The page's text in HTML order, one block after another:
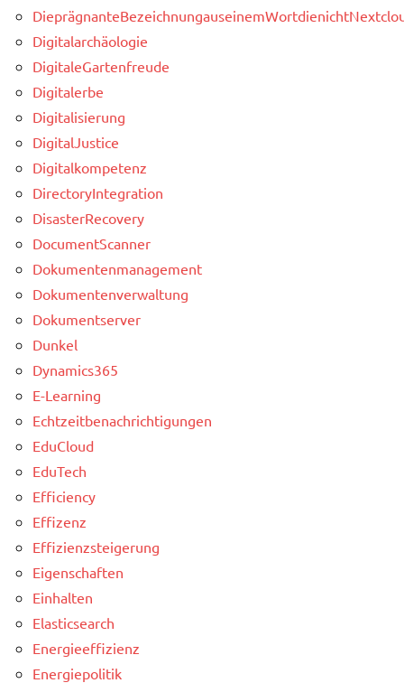
Digitalarchäologie
DigitaleGartenfreude
Digitalerbe
Digitalisierung
DigitalJustice
Digitalkompetenz
DirectoryIntegration
DisasterRecovery
DocumentScanner
Dokumentenmanagement
Dokumentenverwaltung
Dokumentserver
Dunkel
Dynamics365
E-Learning
Echtzeitbenachrichtigungen
EduCloud
EduTech
Efficiency
Effizenz
Effizienzsteigerung
Eigenschaften
Einhalten
Elasticsearch
Energieeffizienz
Energiepolitik